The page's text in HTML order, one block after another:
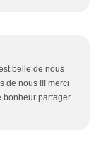
belle de nous
de nous !!! merci
bonheur partager....